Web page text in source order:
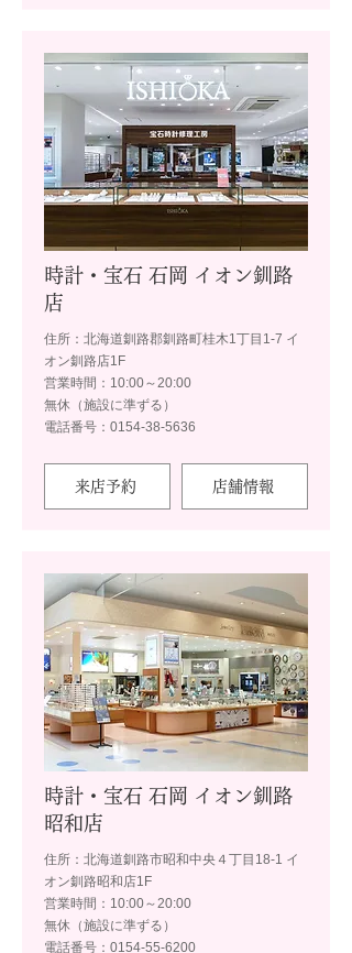
時計・宝石 石岡 イオン釧路
店
住所：北海道釧路郡釧路町桂木1丁目1-7 イ
オン釧路店1F
営業時間：10:00～20:00
無休（施設に準ずる）
電話番号：0154-38-5636
来店予約 店舗情報
時計・宝石 石岡 イオン釧路
昭和店
住所：北海道釧路市昭和中央４丁目18-1 イ
オン釧路昭和店1F
営業時間：10:00～20:00
無休（施設に準ずる）
電話番号：0154-55-6200